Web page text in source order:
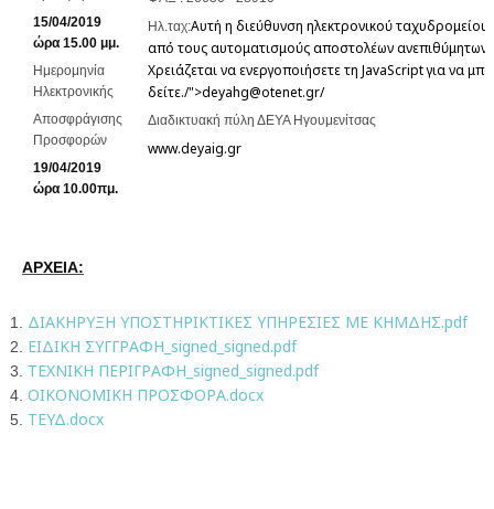
15/04/2019
ώρα 15.00 μμ.
Ημερομηνία
Ηλεκτρονικής
Αποσφράγισης
Προσφορών
19/04/2019
ώρα 10.00πμ.
Ηλ.ταχ:Αυτή η διεύθυνση ηλεκτρονικού
από τους αυτοματισμούς αποστολέων ανεπιθύμητων
Χρειάζεται να ενεργοποιήσετε τη JavaScript για να
δείτε./">deyahg@otenet.gr/
Διαδικτυακή πύλη ΔΕΥΑ Ηγουμενίτσας
www.deyaig.gr
ΑΡΧΕΙΑ:
ΔΙΑΚΗΡΥΞΗ ΥΠΟΣΤΗΡΙΚΤΙΚΕΣ ΥΠΗΡΕΣΙΕΣ ME ΚΗΜΔΗΣ.pdf
ΕΙΔΙΚΗ ΣΥΓΓΡΑΦΗ_signed_signed.pdf
ΤΕΧΝΙΚΗ ΠΕΡΙΓΡΑΦΗ_signed_signed.pdf
ΟΙΚΟΝΟΜΙΚΗ ΠΡΟΣΦΟΡΑ.docx
ΤΕΥΔ.docx